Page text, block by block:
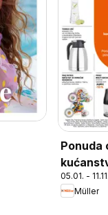
Ponuda
05.01. -
Müller